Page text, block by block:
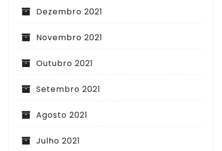
Dezembro 2021
Novembro 2021
Outubro 2021
Setembro 2021
Agosto 2021
Julho 2021